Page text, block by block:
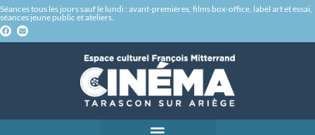
Séances tous les jours sauf le lundi : avant-premières, films box-office, label art et essai,
séances jeune public et ateliers.